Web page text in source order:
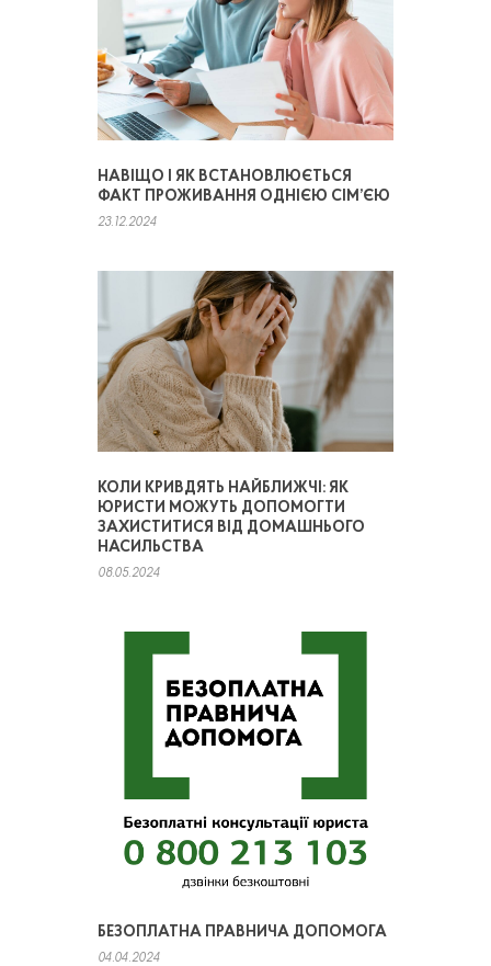
НАВІЩО І ЯК ВСТАНОВЛЮЄТЬСЯ
ФАКТ ПРОЖИВАННЯ ОДНІЄЮ СІМ’ЄЮ
23.12.2024
КОЛИ КРИВДЯТЬ НАЙБЛИЖЧІ: ЯК
ЮРИСТИ МОЖУТЬ ДОПОМОГТИ
ЗАХИСТИТИСЯ ВІД ДОМАШНЬОГО
НАСИЛЬСТВА
08.05.2024
БЕЗОПЛАТНА ПРАВНИЧА ДОПОМОГА
04.04.2024